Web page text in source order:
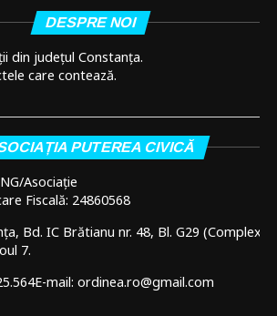
DESPRE NOI
din județul Constanța.
care contează.
PUTEREA CIVICĂ
Asociație
Fiscală: 24860568
Bd. IC Brătianu nr. 48, Bl. G29 (Complex
7.
E-mail: ordinea.ro@gmail.com